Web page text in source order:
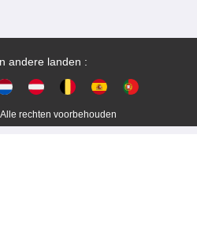
andere landen :
rechten voorbehouden